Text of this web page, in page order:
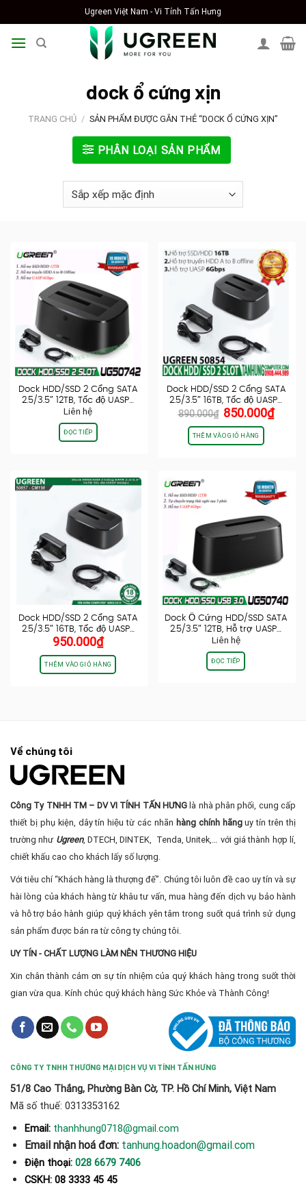
to
content
Ugreen Việt Nam - Vi Tính Tấn Hưng
dock ổ cứng xịn
TRANG CHỦ / SẢN PHẨM ĐƯỢC GẮN THẺ “DOCK Ổ CỨNG XỊN”
PHÂN LOẠI SẢN PHẨM
Dock HDD/SSD 2 Cổng SATA
2.5/3.5″ 12TB, Tốc độ UASP…
Liên hệ
ĐỌC TIẾP
Dock HDD/SSD 2 Cổng SATA
2.5/3.5″ 16TB, Tốc độ UASP…
890.000₫ Giá
gốc
là:
890.000₫.
850.000₫Giá
THÊM VÀO GIỎ HÀNG
Dock HDD/SSD 2 Cổng SATA
2.5/3.5″ 16TB, Tốc độ UASP…
950.000₫
THÊM VÀO GIỎ HÀNG
Dock Ổ Cứng HDD/SSD SATA
2.5/3.5″ 12TB, Hỗ trợ UASP…
Liên hệ
ĐỌC TIẾP
Về chúng tôi
Công Ty TNHH TM – DV VI TÍNH TẤN HƯNG là nhà phân phối, cung cấp
thiết bị phụ kiện, dây tín hiệu từ các nhãn hàng chính hãnguy tín trên thị
trường như Ugreen, DTECH, DINTEK, Tenda, Unitek,… với giá thành hợp lí,
chiết khấu cao cho khách lấy số lượng.
Với tiêu chí “Khách hàng là thượng đế”. Chúng tôi luôn đề cao uy tín và sự
hài lòng của khách hàng từ khâu tư vấn, mua hàng đến dịch vụ bảo hành
và hỗ trợ bảo hành giúp quý khách yên tâm trong suốt quá trình sử dụng
sản phẩm được bán ra từ công ty chúng tôi.
UY TÍN - CHẤT LƯỢNG LÀM NÊN THƯƠNG HIỆU
Xin chân thành cảm ơn sự tín nhiệm của quý khách hàng trong suốt thời
gian vừa qua. Kính chúc quý khách hàng Sức Khỏe và Thành Công!
CÔNG TY TNHH THƯƠNG MẠI DỊCH VỤ VI TÍNH TẤN HƯNG
51/8 Cao Thắng, Phường Bàn Cờ, TP. Hồ Chí Minh, Việt Nam
Mã số thuế: 0313353162
Email: thanhhung0718@gmail.com
Email nhận hoá đơn: tanhung.hoadon@gmail.com
Điện thoại: 028 6679 7406
CSKH: 08 3333 45 45